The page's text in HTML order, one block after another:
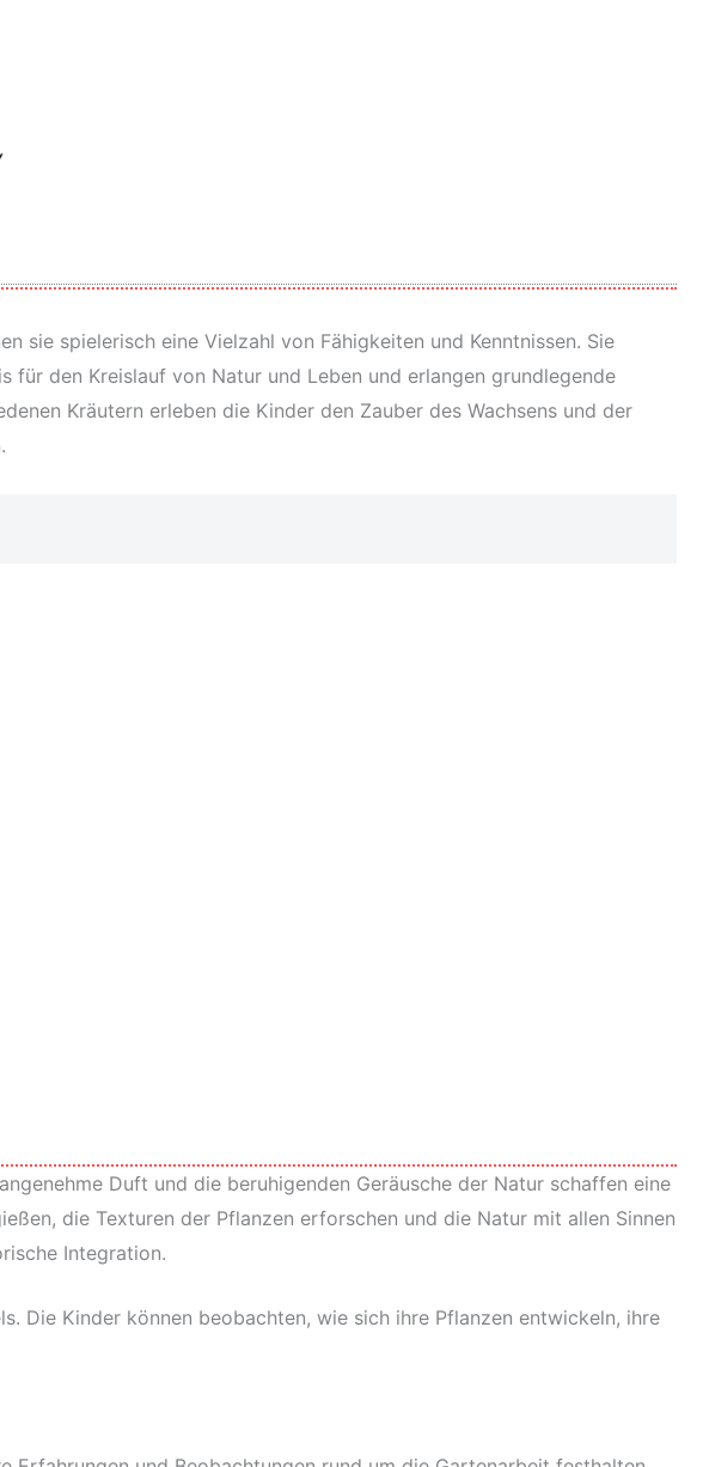
sie spielerisch eine Vielzahl von Fähigkeiten und Kenntnissen. Sie
für den Kreislauf von Natur und Leben und erlangen grundlegende
Kräutern erleben die Kinder den Zauber des Wachsens und der
Duft und die beruhigenden Geräusche der Natur schaffen eine
die Texturen der Pflanzen erforschen und die Natur mit allen Sinnen
Integration.
Die Kinder können beobachten, wie sich ihre Pflanzen entwickeln, ihre